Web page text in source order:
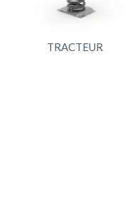
TRACTEUR